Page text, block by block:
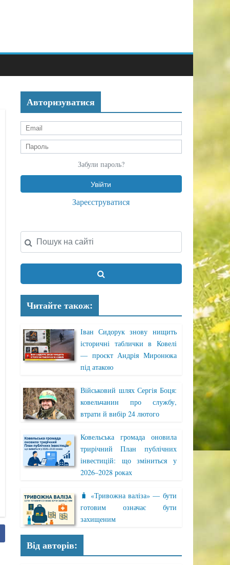
Авторизуватися
Забули пароль?
Зареєструватися
Читайте також:
Іван Сидорук знову нищить
історичні таблички в Ковелі
— проєкт Андрія Миронюка
під атакою
Військовий шлях Сергія Боця:
ковельчанин про службу,
втрати й вибір 24 лютого
Ковельська громада оновила
трирічний План публічних
інвестицій: що зміниться у
2026–2028 роках
🧳 «Тривожна валіза» — бути
готовим означає бути
захищеним
Від авторів: